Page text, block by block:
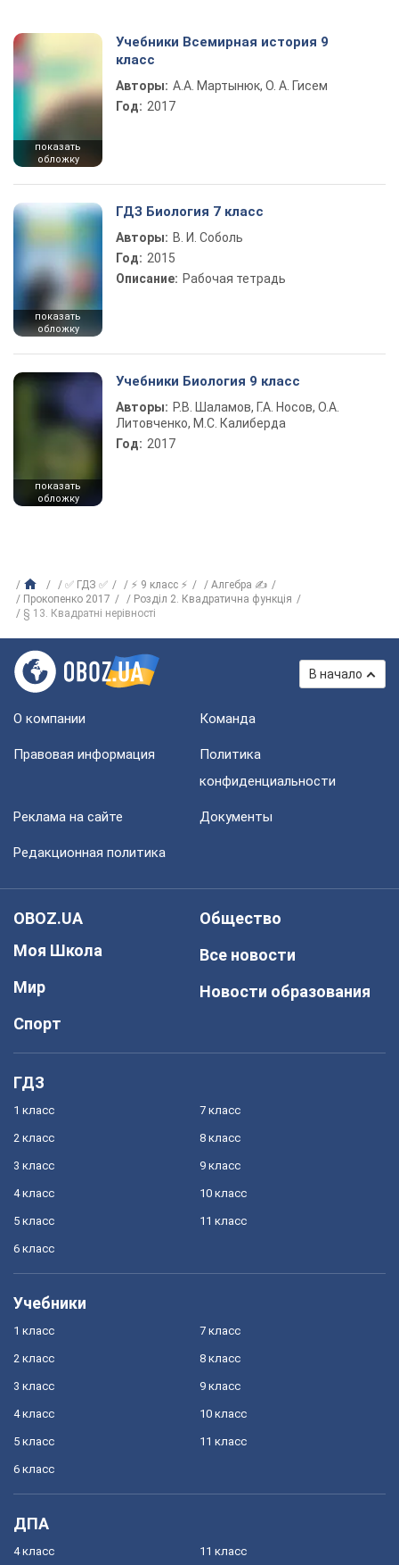
показать
обложку
Учебники Всемирная история 9
класс
Авторы: А.А. Мартынюк, О. А. Гисем
Год: 2017
показать
обложку
ГДЗ Биология 7 класс
Авторы: В. И. Соболь
Год: 2015
Описание: Рабочая тетрадь
показать
обложку
Учебники Биология 9 класс
Авторы: Р.В. Шаламов, Г.А. Носов, О.А.
Литовченко, М.С. Калиберда
Год: 2017
✅ ГДЗ ✅ ⚡ 9 класс ⚡
Алгебра ✍
Прокопенко 2017
Розділ 2. Квадратична функція
§ 13. Квадратні нерівності
В начало
О компании Команда
Правовая информация
Политика
конфиденциальности
Реклама на сайте Документы
Редакционная политика
OBOZ.UA
Моя Школа
Мир
Спорт
Общество
Все новости
Новости образования
ГДЗ
1 класс
2 класс
3 класс
4 класс
5 класс
6 класс
7 класс
8 класс
9 класс
10 класс
11 класс
Учебники
1 класс
2 класс
3 класс
4 класс
5 класс
6 класс
7 класс
8 класс
9 класс
10 класс
11 класс
ДПА
4 класс 11 класс